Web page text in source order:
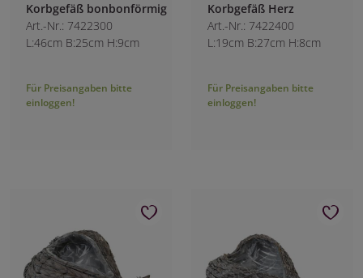
Korbgefäß bonbonförmig
Art.-Nr.: 7422300
L:46cm B:25cm H:9cm
Für Preisangaben bitte
einloggen!
Korbgefäß Herz
Art.-Nr.: 7422400
L:19cm B:27cm H:8cm
Für Preisangaben bitte
einloggen!